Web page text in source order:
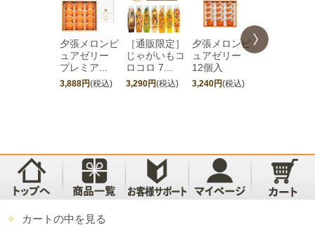
夕張メロンピ
ュアゼリー
プレミア...
3,888円(税込)
［通販限定］
じゃがいもコ
ロコロ 7...
3,290円(税込)
夕張メロンピ
ュアゼリー
12個入
3,240円(税込)
［期間限定
夕張メロン
カートの中を見る